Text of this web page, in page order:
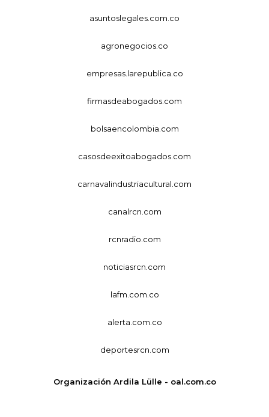
asuntoslegales.com.co
agronegocios.co
empresas.larepublica.co
firmasdeabogados.com
bolsaencolombia.com
casosdeexitoabogados.com
carnavalindustriacultural.com
canalrcn.com
rcnradio.com
noticiasrcn.com
lafm.com.co
alerta.com.co
deportesrcn.com
Organización Ardila Lülle - oal.com.co